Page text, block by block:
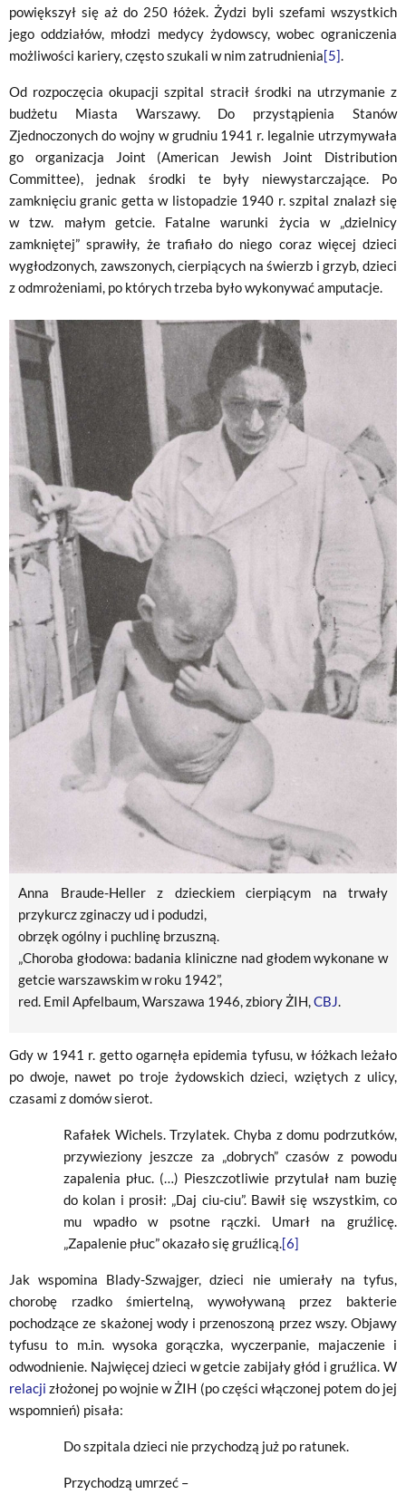
powiększył się aż do 250 łóżek. Żydzi byli szefami wszystkich
jego oddziałów, młodzi medycy żydowscy, wobec ograniczenia
możliwości kariery, często szukali w nim zatrudnienia[5].
Od rozpoczęcia okupacji szpital stracił środki na utrzymanie z
budżetu Miasta Warszawy. Do przystąpienia Stanów
Zjednoczonych do wojny w grudniu 1941 r. legalnie utrzymywała
go organizacja Joint (American Jewish Joint Distribution
Committee), jednak środki te były niewystarczające. Po
zamknięciu granic getta w listopadzie 1940 r. szpital znalazł się
w tzw. małym getcie. Fatalne warunki życia w „dzielnicy
zamkniętej” sprawiły, że trafiało do niego coraz więcej dzieci
wygłodzonych, zawszonych, cierpiących na świerzb i grzyb, dzieci
z odmrożeniami, po których trzeba było wykonywać amputacje.
Anna Braude-Heller z dzieckiem cierpiącym na trwały
przykurcz zginaczy ud i podudzi,
obrzęk ogólny i puchlinę brzuszną.
„Choroba głodowa: badania kliniczne nad głodem wykonane w
getcie warszawskim w roku 1942”,
red. Emil Apfelbaum, Warszawa 1946, zbiory ŻIH,CBJ.
Gdy w 1941 r. getto ogarnęła epidemia tyfusu, w łóżkach leżało
po dwoje, nawet po troje żydowskich dzieci, wziętych z ulicy,
czasami z domów sierot.
Rafałek Wichels. Trzylatek. Chyba z domu podrzutków,
przywieziony jeszcze za „dobrych” czasów z powodu
zapalenia płuc. (…) Pieszczotliwie przytulał nam buzię
do kolan i prosił: „Daj ciu-ciu”. Bawił się wszystkim, co
mu wpadło w psotne rączki. Umarł na gruźlicę.
„Zapalenie płuc” okazało się gruźlicą.[6]
Jak wspomina Blady-Szwajger, dzieci nie umierały na tyfus,
chorobę rzadko śmiertelną, wywoływaną przez bakterie
pochodzące ze skażonej wody i przenoszoną przez wszy. Objawy
tyfusu to m.in. wysoka gorączka, wyczerpanie, majaczenie i
odwodnienie. Najwięcej dzieci w getcie zabijały głód i gruźlica. W
relacji złożonej po wojnie w ŻIH (po części włączonej potem do jej
wspomnień) pisała:
Do szpitala dzieci nie przychodzą już po ratunek.
Przychodzą umrzeć –